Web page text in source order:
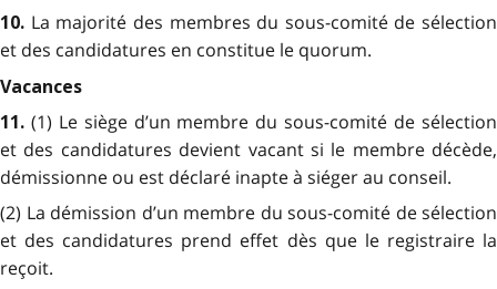
10. La majorité des membres du sous-comité de sélection
et des candidatures en constitue le quorum.
Vacances
11. (1) Le siège d’un membre du sous-comité de sélection
et des candidatures devient vacant si le membre décède,
démissionne ou est déclaré inapte à siéger au conseil.
(2) La démission d’un membre du sous-comité de sélection
et des candidatures prend effet dès que le registraire la
reçoit.